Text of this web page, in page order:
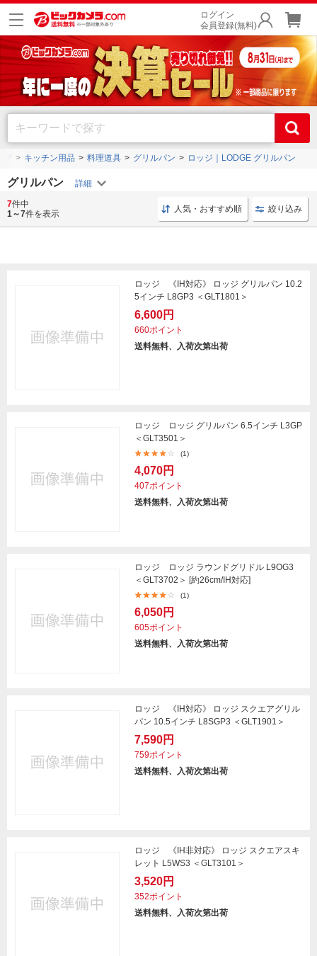
ログイン
会員登録(無料)
プ キッチン用品 料理道具 グリルパン ロッジ｜LODGE グリルパン
グリルパン
料理道具 キッチン用品 グリルパン キッチン用品
7件中
1～7件を表示 人気・おすすめ順 絞り込み
ロッジ 《IH対応》 ロッジ グリルパン 10.2
5インチ L8GP3 ＜GLT1801＞
6,600円
660ポイント
送料無料、入荷次第出荷
ロッジ ロッジ グリルパン 6.5インチ L3GP
＜GLT3501＞
(1)
4,070円
407ポイント
送料無料、入荷次第出荷
ロッジ ロッジ ラウンドグリドル L9OG3
＜GLT3702＞ [約26cm/IH対応]
(1)
6,050円
605ポイント
送料無料、入荷次第出荷
ロッジ 《IH対応》 ロッジ スクエアグリル
パン 10.5インチ L8SGP3 ＜GLT1901＞
7,590円
759ポイント
送料無料、入荷次第出荷
ロッジ 《IH非対応》 ロッジ スクエアスキ
レット L5WS3 ＜GLT3101＞
3,520円
352ポイント
送料無料、入荷次第出荷